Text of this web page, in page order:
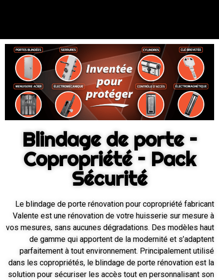
Blindage de porte –
Copropriété – Pack
Sécurité
Le blindage de porte rénovation pour copropriété fabricant
Valente est une rénovation de votre huisserie sur mesure à
vos mesures, sans aucunes dégradations. Des modèles haut
de gamme qui apportent de la modernité et s’adaptent
parfaitement à tout environnement. Principalement utilisé
dans les copropriétés, le blindage de porte rénovation est la
solution pour sécuriser les accès tout en personnalisant son